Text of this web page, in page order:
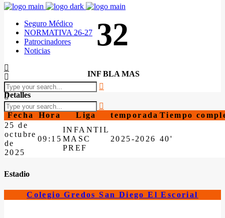
Seguro Médico
NORMATIVA 26-27
Patrocinadores
Noticias
32
INF BLA MAS
Detalles
Fecha Hora Liga temporada Tiempo
25 de
octubre
de
2025
09:15
INFANTIL
MASC
PREF
2025-2026 40'
Estadio
Colegio Gredos San Diego El Escorial